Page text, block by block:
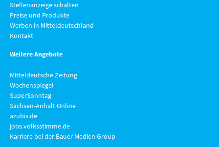
Stellenanzeige schalten
Preise und Produkte
Werben in Mitteldeutschland
Kontakt
Weitere Angebote
Mitteldeutsche Zeitung
Wochenspiegel
SuperSonntag
Sachsen-Anhalt Online
azubis.de
jobs.volksstimme.de
Karriere bei der Bauer Medien Group